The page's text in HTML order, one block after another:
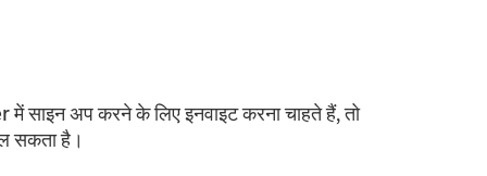
साइन अप करने के लिए इनवाइट करना चाहते हैं, तो
सकता है।